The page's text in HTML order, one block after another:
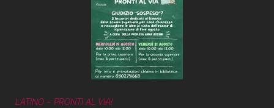
LATINO – PRONTI AL VIA!